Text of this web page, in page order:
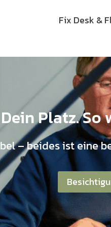
Fix Desk &
Dein Platz. So
– beides ist eine